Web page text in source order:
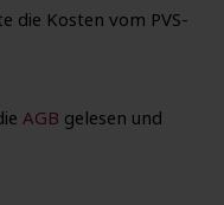
die Kosten vom PVS-
AGB gelesen und